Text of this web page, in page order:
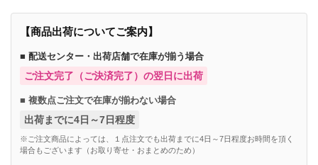
【商品出荷についてご案内】
■ 配送センター・出荷店舗で在庫が揃う場合
ご注文完了（ご決済完了）の翌日に出荷
■ 複数点ご注文で在庫が揃わない場合
出荷までに4日～7日程度
※ご注文商品によっては、１点注文でも出荷までに4日～7日程度お時間を頂く
場合もございます（お取り寄せ・おまとめのため）